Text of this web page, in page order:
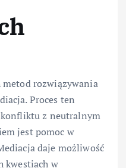
metod rozwiązywania
Proces ten
konfliktu z neutralnym
jest pomoc w
daje możliwość
kwestiach w